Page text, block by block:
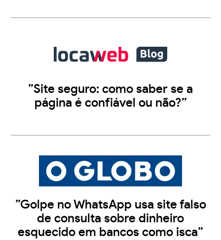
”Site seguro: como saber se a
página é confiável ou não?”
”Golpe no WhatsApp usa site falso
de consulta sobre dinheiro
esquecido em bancos como isca”